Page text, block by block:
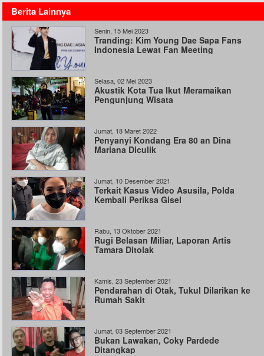
Berita Lainnya
Senin, 15 Mei 2023
Tranding: Kim Young Dae Sapa Fans
Indonesia Lewat Fan Meeting
Selasa, 02 Mei 2023
Akustik Kota Tua Ikut Meramaikan
Pengunjung Wisata
Jumat, 18 Maret 2022
Penyanyi Kondang Era 80 an Dina
Mariana Diculik
Jumat, 10 Desember 2021
Terkait Kasus Video Asusila, Polda
Kembali Periksa Gisel
Rabu, 13 Oktober 2021
Rugi Belasan Miliar, Laporan Artis
Tamara Ditolak
Kamis, 23 September 2021
Pendarahan di Otak, Tukul Dilarikan ke
Rumah Sakit
Jumat, 03 September 2021
Bukan Lawakan, Coky Pardede
Ditangkap